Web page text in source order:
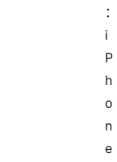
：
i
P
h
o
n
e